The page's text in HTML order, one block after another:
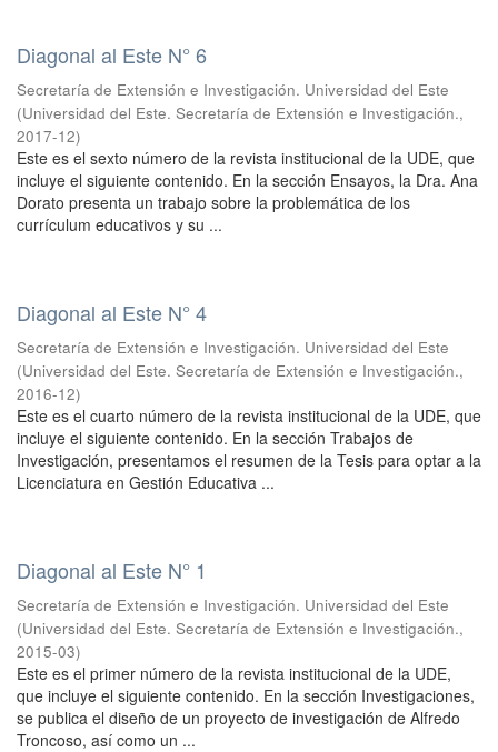
Diagonal al Este N° 6
Secretaría de Extensión e Investigación. Universidad del Este
(Universidad del Este. Secretaría de Extensión e Investigación.,
2017-12)
Este es el sexto número de la revista institucional de la UDE, que
incluye el siguiente contenido. En la sección Ensayos, la Dra. Ana
Dorato presenta un trabajo sobre la problemática de los
currículum educativos y su ...
Diagonal al Este N° 4
Secretaría de Extensión e Investigación. Universidad del Este
(Universidad del Este. Secretaría de Extensión e Investigación.,
2016-12)
Este es el cuarto número de la revista institucional de la UDE, que
incluye el siguiente contenido. En la sección Trabajos de
Investigación, presentamos el resumen de la Tesis para optar a la
Licenciatura en Gestión Educativa ...
Diagonal al Este N° 1
Secretaría de Extensión e Investigación. Universidad del Este
(Universidad del Este. Secretaría de Extensión e Investigación.,
2015-03)
Este es el primer número de la revista institucional de la UDE,
que incluye el siguiente contenido. En la sección Investigaciones,
se publica el diseño de un proyecto de investigación de Alfredo
Troncoso, así como un ...